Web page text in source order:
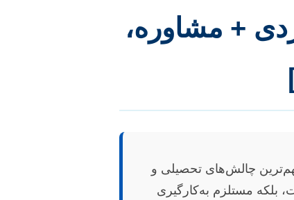
+ مشاوره،
چالش‌های تحصیلی و
بلکه مستلزم به‌کارگیری